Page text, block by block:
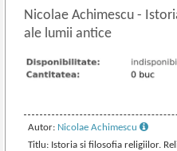
Nicolae Achimescu-
ale lumii antice
Autor: Nicolae Achimescu
Titlu: Istoria si filosofia religiilor.